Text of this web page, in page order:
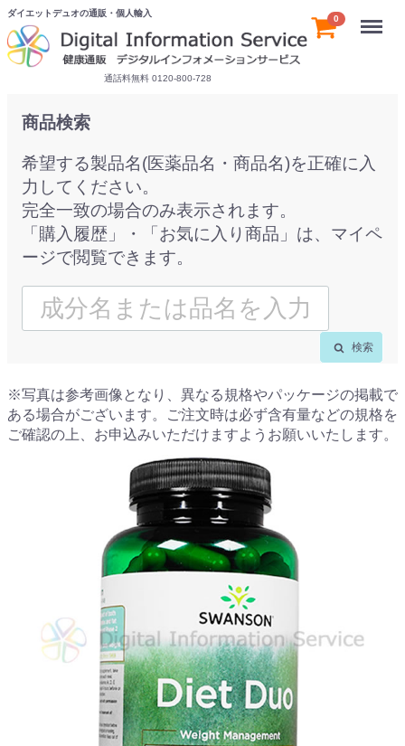
ダイエットデュオの通販・個人輸入
通話料無料 0120-800-728
0 Menu
商品検索
希望する製品名(医薬品名・商品名)を正確に入
力してください。
完全一致の場合のみ表示されます。
「購入履歴」・「お気に入り商品」は、マイペ
ージで閲覧できます。
検索
※写真は参考画像となり、異なる規格やパッケージの掲載で
ある場合がございます。ご注文時は必ず含有量などの規格を
ご確認の上、お申込みいただけますようお願いいたします。